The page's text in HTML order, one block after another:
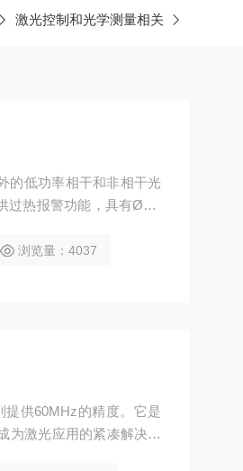
激光控制和光学测量相关
的低功率相干和非相干光
过热报警功能，具有Ø9.5
浏览量：4037
提供60MHz的精度。它是
为激光应用的紧凑解决方